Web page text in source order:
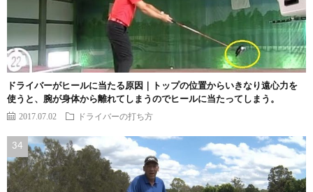
ドライバーがヒールに当たる原因｜トップの位置からいきなり遠心力を
使うと、腕が身体から離れてしまうのでヒールに当たってしまう。
2017.07.02 ドライバーの打ち方